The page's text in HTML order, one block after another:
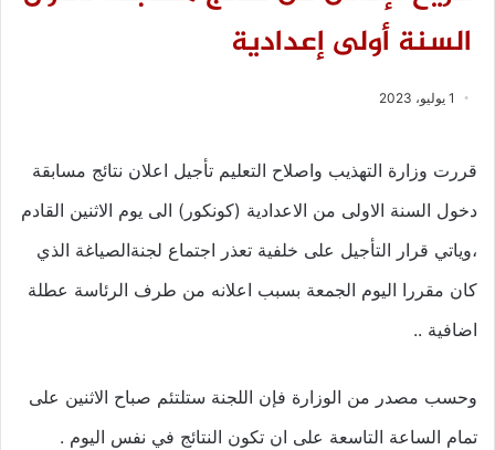
السنة أولى إعدادية
1 يوليو، 2023
قررت وزارة التهذيب واصلاح التعليم تأجيل اعلان نتائج مسابقة
دخول السنة الاولى من الاعدادية (كونكور) الى يوم الاثنين القادم
،وياتي قرار التأجيل على خلفية تعذر اجتماع لجنةالصياغة الذي
كان مقررا اليوم الجمعة بسبب اعلانه من طرف الرئاسة عطلة
اضافية ..
وحسب مصدر من الوزارة فإن اللجنة ستلتئم صباح الاثنين على
تمام الساعة التاسعة على ان تكون النتائج في نفس اليوم .